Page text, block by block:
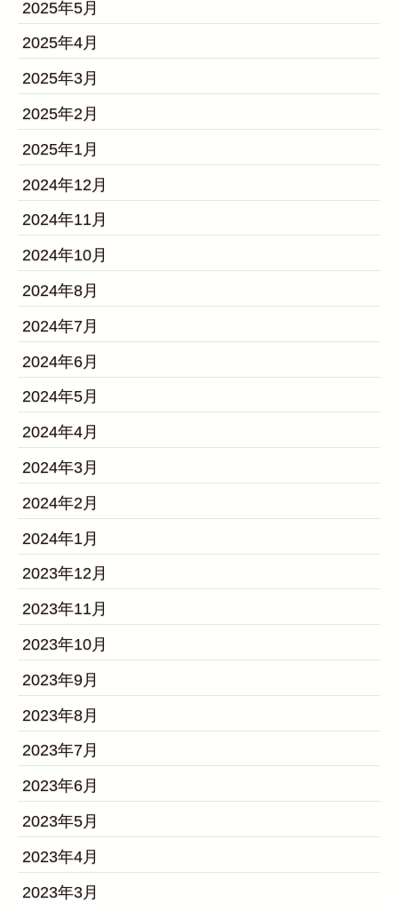
2025年5月
2025年4月
2025年3月
2025年2月
2025年1月
2024年12月
2024年11月
2024年10月
2024年8月
2024年7月
2024年6月
2024年5月
2024年4月
2024年3月
2024年2月
2024年1月
2023年12月
2023年11月
2023年10月
2023年9月
2023年8月
2023年7月
2023年6月
2023年5月
2023年4月
2023年3月